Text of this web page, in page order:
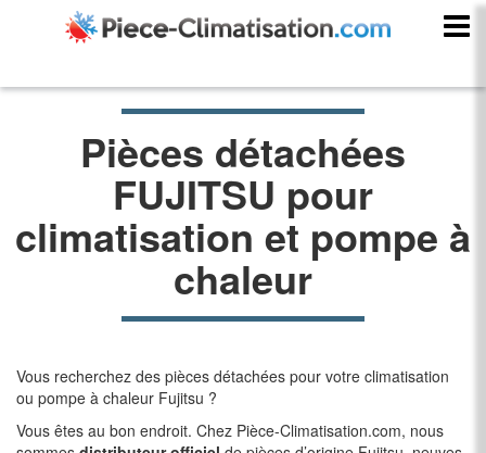
Pièces détachées
FUJITSU pour
climatisation et pompe à
chaleur
Vous recherchez des pièces détachées pour votre climatisation
ou pompe à chaleur Fujitsu ?
Vous êtes au bon endroit. Chez Pièce-Climatisation.com, nous